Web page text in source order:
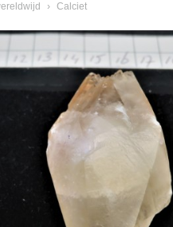
› Calciet